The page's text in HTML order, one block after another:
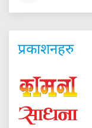
प्रकाशनहरु